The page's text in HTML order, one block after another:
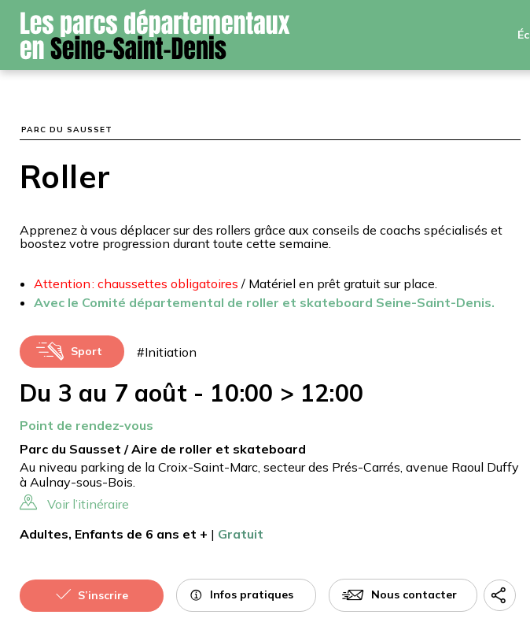
PARC DU SAUSSET
Roller
Apprenez à vous déplacer sur des rollers grâce aux conseils de coachs spécialisés et
boostez votre progression durant toute cette semaine.
Attention : chaussettes obligatoires / Matériel en prêt gratuit sur place.
Avec le Comité départemental de roller et skateboard Seine-Saint-Denis.
Sport #Initiation
Du 3 au 7 août - 10:00 > 12:00
Point de rendez-vous
Parc du Sausset / Aire de roller et skateboard
Au niveau parking de la Croix-Saint-Marc, secteur des Prés-Carrés, avenue Raoul Duffy
à Aulnay-sous-Bois.
Voir l’itinéraire
Adultes, Enfants de 6 ans et + | Gratuit
S’inscrire Infos pratiques Nous contacter
Panneau de gestion des cookies